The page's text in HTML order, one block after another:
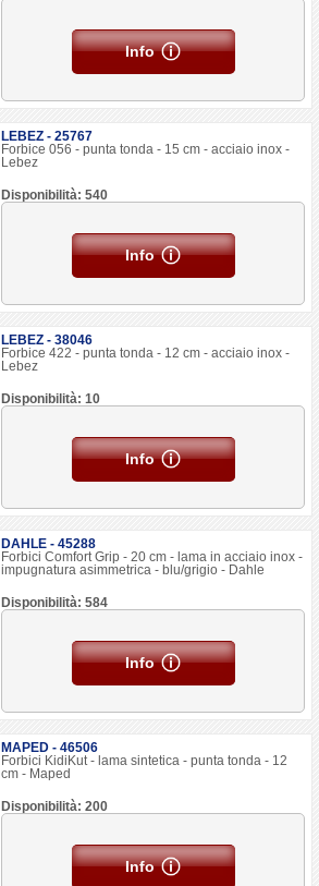
Info
LEBEZ - 25767
Forbice 056 - punta tonda - 15 cm - acciaio inox -
Lebez
Disponibilità: 540
Info
LEBEZ - 38046
Forbice 422 - punta tonda - 12 cm - acciaio inox -
Lebez
Disponibilità: 10
Info
DAHLE - 45288
Forbici Comfort Grip - 20 cm - lama in acciaio inox -
impugnatura asimmetrica - blu/grigio - Dahle
Disponibilità: 584
Info
MAPED - 46506
Forbici KidiKut - lama sintetica - punta tonda - 12
cm - Maped
Disponibilità: 200
Info